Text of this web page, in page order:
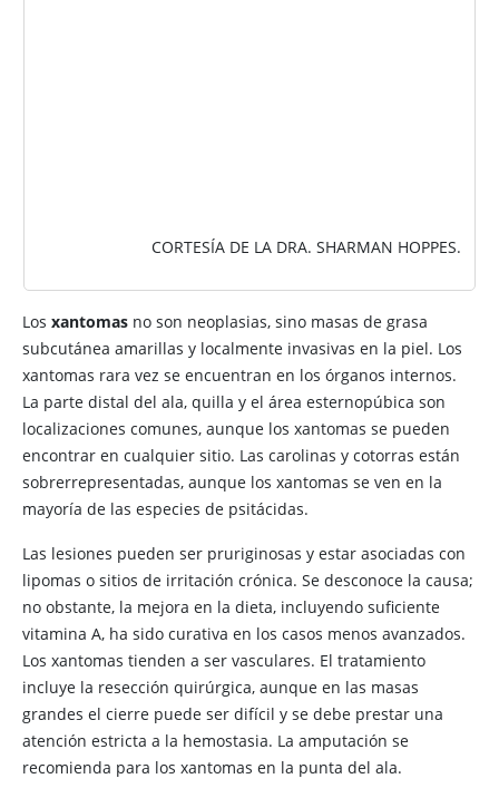
CORTESÍA DE LA DRA. SHARMAN HOPPES.
Los xantomas no son neoplasias, sino masas de grasa
subcutánea amarillas y localmente invasivas en la piel. Los
xantomas rara vez se encuentran en los órganos internos.
La parte distal del ala, quilla y el área esternopúbica son
localizaciones comunes, aunque los xantomas se pueden
encontrar en cualquier sitio. Las carolinas y cotorras están
sobrerrepresentadas, aunque los xantomas se ven en la
mayoría de las especies de psitácidas.
Las lesiones pueden ser pruriginosas y estar asociadas con
lipomas o sitios de irritación crónica. Se desconoce la causa;
no obstante, la mejora en la dieta, incluyendo suficiente
vitamina A, ha sido curativa en los casos menos avanzados.
Los xantomas tienden a ser vasculares. El tratamiento
incluye la resección quirúrgica, aunque en las masas
grandes el cierre puede ser difícil y se debe prestar una
atención estricta a la hemostasia. La amputación se
recomienda para los xantomas en la punta del ala.